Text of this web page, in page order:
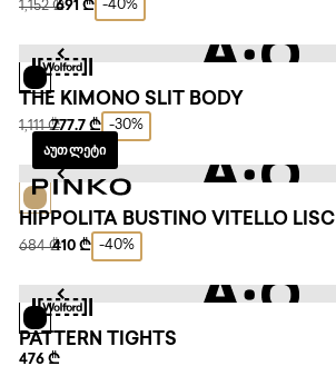
1,152 ₾691 ₾ -40%
THE KIMONO SLIT BODY
1,111 ₾777.7 ₾ -30%
ᲐᲣᲗᲚᲔᲢᲘ
HIPPOLITA BUSTINO VITELLO LISC
684 ₾410 ₾ -40%
PATTERN TIGHTS
476 ₾